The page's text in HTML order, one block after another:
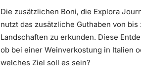
Die zusätzlichen Boni, die Explora
nutzt das zusätzliche Guthaben von bis
Landschaften zu erkunden. Diese
ob bei einer Weinverkostung in Italien
welches Ziel soll es sein?